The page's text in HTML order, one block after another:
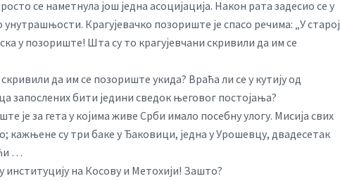
се наметнула још једна асоцијација. Након рата задесио се у
Крагујевачко позориште је спасо речима: „У старој
у позориште! Шта су то крагујевчани скривили да им се
да им се позориште укида? Враћа ли се у кутију од
запослених бити једини сведок његовог постојања?
је за гета у којима живе Срби имало посебну улогу. Мисија свих
кажњене су три баке у Ђаковици, једна у Урошевцу, двадесетак
…
институцију на Косову и Метохији! Зашто?